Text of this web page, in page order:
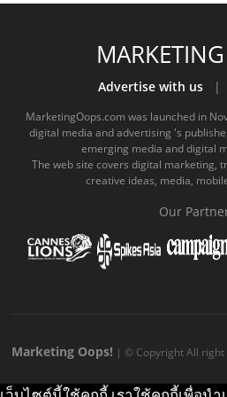
e
b
o
o
k
c
o
t
u
b
e
.
o
o
m
e
e
MARKETING
Advertise with us|
MarketingOops.com was launched in
digital media and advertising 's
emerging media and digital
The web site covers digital marketing,
creative ideas, media,
Our
Marketing Oops! | © Copyright All